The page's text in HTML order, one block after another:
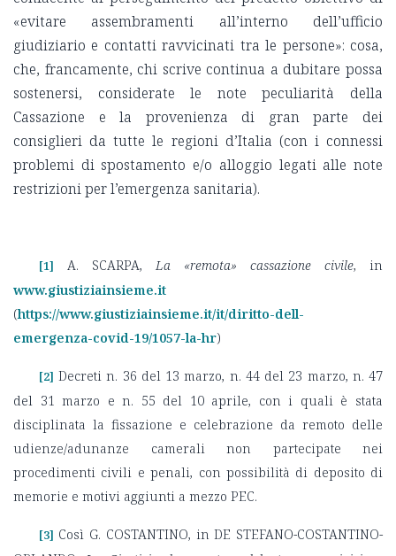
«evitare assembramenti all’interno dell’ufficio
giudiziario e contatti ravvicinati tra le persone»: cosa,
che, francamente, chi scrive continua a dubitare possa
sostenersi, considerate le note peculiarità della
Cassazione e la provenienza di gran parte dei
consiglieri da tutte le regioni d’Italia (con i connessi
problemi di spostamento e/o alloggio legati alle note
restrizioni per l’emergenza sanitaria).
[1] A. SCARPA, La «remota» cassazione civile, in
www.giustiziainsieme.it
(https://www.giustiziainsieme.it/it/diritto-dell-
emergenza-covid-19/1057-la-hr)
[2] Decreti n. 36 del 13 marzo, n. 44 del 23 marzo, n. 47
del 31 marzo e n. 55 del 10 aprile, con i quali è stata
disciplinata la fissazione e celebrazione da remoto delle
udienze/adunanze camerali non partecipate nei
procedimenti civili e penali, con possibilità di deposito di
memorie e motivi aggiunti a mezzo PEC.
[3] Così G. COSTANTINO, in DE STEFANO-COSTANTINO-